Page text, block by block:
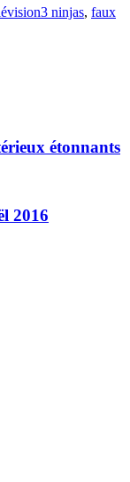
Étiquettes
3 ninjas, faux
étonnants
2016